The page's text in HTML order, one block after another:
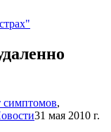
симптомов,
31 мая 2010 г.